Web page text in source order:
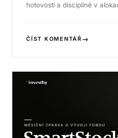
hotovosti a disciplíně v
ČÍST KOMENTÁŘ →